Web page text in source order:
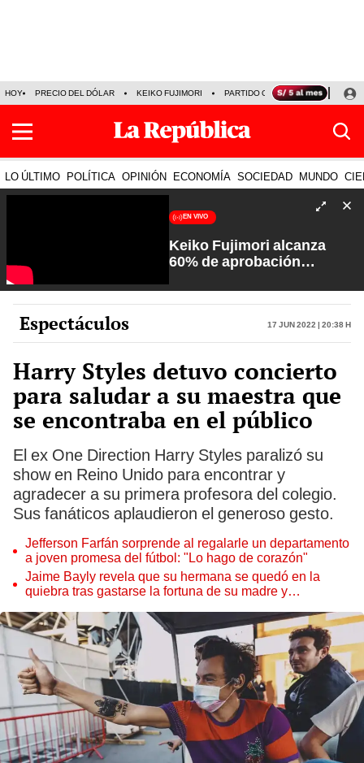
HOY PRECIO DEL DÓLAR KEIKO FUJIMORI PARTIDO OBRAS ARMONÍA 10
LO ÚLTIMO POLÍTICA OPINIÓN ECONOMÍA SOCIEDAD MUNDO
EN VIVO
Keiko Fujimori alcanza
60% de aprobación
Rosa María Palacios
Espectáculos 17 Jun 2022 | 20:38 h
Harry Styles detuvo concierto
para saludar a su maestra que
se encontraba en el público
El ex One Direction Harry Styles paralizó su
show en Reino Unido para encontrar y
agradecer a su primera profesora del colegio.
Sus fanáticos aplaudieron el generoso gesto.
Jefferson Farfán sorprende al regalarle un departamento
a joven promesa del fútbol: "Lo hago de corazón"
Jaime Bayly revela que su hermana se quedó en la
quiebra tras gastarse la fortuna de su madre y